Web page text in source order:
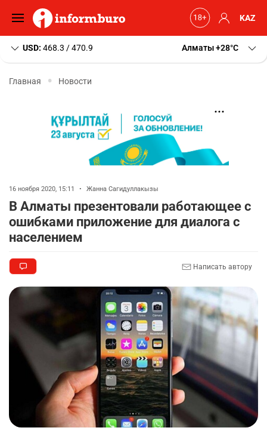
KAZ
USD: 468.3 / 470.9 Алматы+28 C
Главная Новости
16 ноября 2020, 15:11 • Жанна Сагидуллакызы
В Алматы презентовали работающее с
ошибками приложение для диалога с
населением
Написать автору